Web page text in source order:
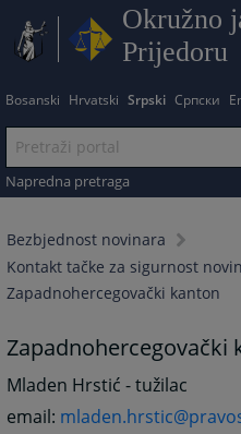
Okružno
Prijedoru
Bosanski Hrvatski Srpski Српски
Napredna pretraga
Bezbjednost novinara
Kontakt tačke za sigurnost
Zapadnohercegovački kanton
Zapadnohercegovački
Mladen Hrstić - tužilac
email: